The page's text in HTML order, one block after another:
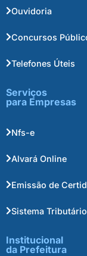
Ouvidoria
Concursos
Telefones Úteis
Serviços
para Empresas
Nfs-e
Alvará Online
Emissão de
Sistema Tributário
Institucional
da Prefeitura